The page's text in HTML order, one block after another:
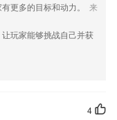
更多的目标和动力。
来
玩家能够挑战自己并获
4